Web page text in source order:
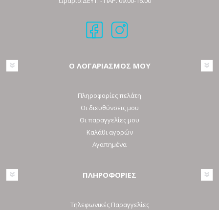
Ο ΛΟΓΑΡΙΑΣΜΟΣ ΜΟΥ
Πληροφορίες πελάτη
Οι διευθύνσεις μου
Οι παραγγελίες μου
Καλάθι αγορών
Αγαπημένα
ΠΛΗΡΟΦΟΡΙΕΣ
Τηλεφωνικές Παραγγελίες